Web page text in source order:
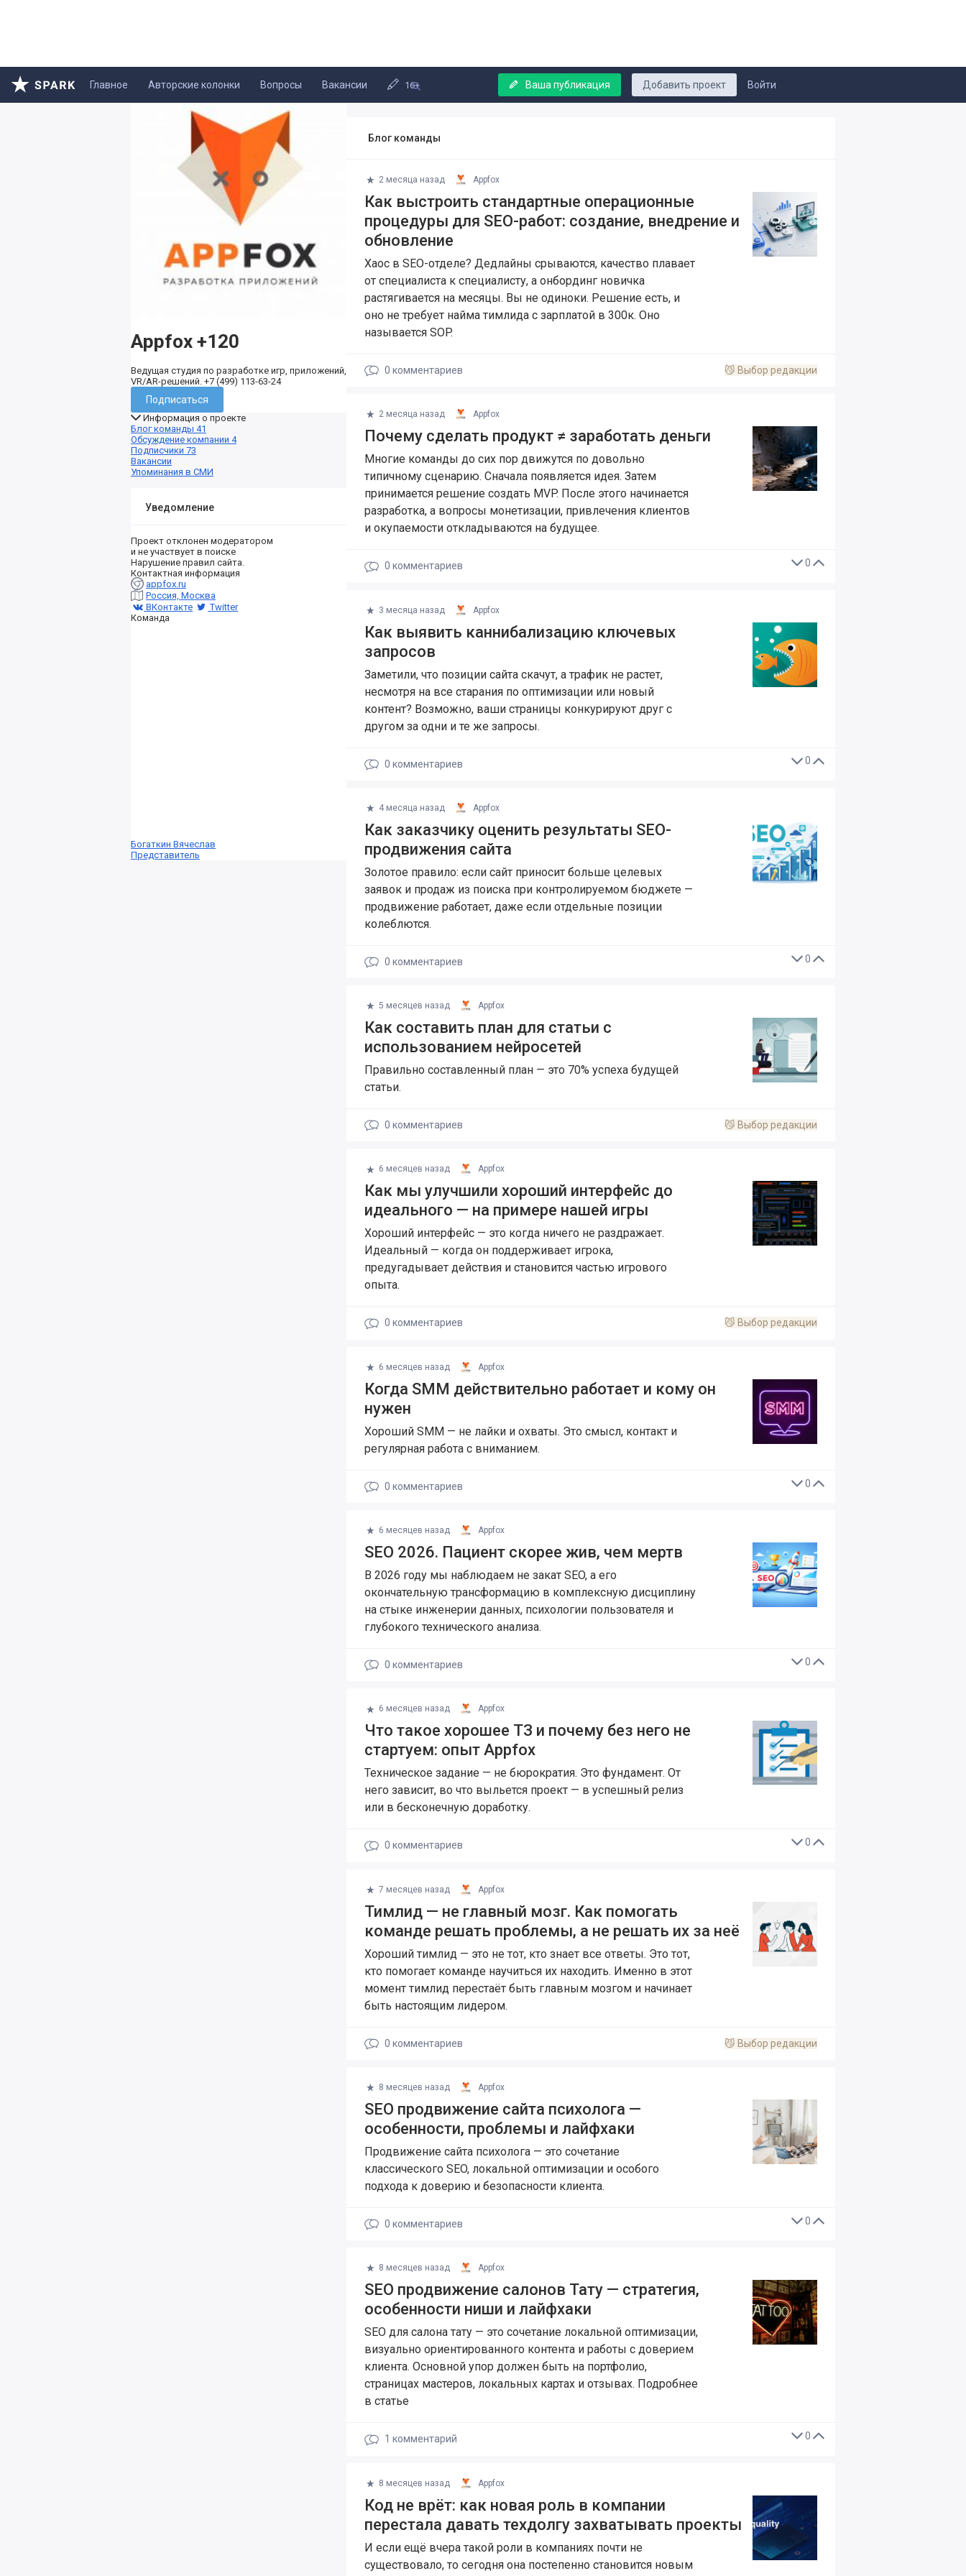
Войти
Добавить проект
Главное Авторские колонки Вопросы Вакансии Ваша публикация
16+
Appfox +120
Ведущая студия по разработке игр, приложений,
VR/AR-решений. +7 (499) 113-63-24
Подписаться
Информация о проекте
Блог команды 41
Обсуждение компании 4
Подписчики 73
Вакансии
Упоминания в СМИ
Уведомление
Проект отклонен модератором
и не участвует в поиске
Нарушение правил сайта.
Контактная информация
appfox.ru
Россия, Москва
ВКонтакте
Twitter
Команда
Богаткин Вячеслав
Представитель
Блог команды
2 месяца назад Appfox
Как выстроить стандартные операционные
процедуры для SEO-работ: создание, внедрение и
обновление
Хаос в SEO-отделе? Дедлайны срываются, качество плавает
от специалиста к специалисту, а онбординг новичка
растягивается на месяцы. Вы не одиноки. Решение есть, и
оно не требует найма тимлида с зарплатой в 300к. Оно
называется SOP.
😼 Выбор редакции
0 комментариев
2 месяца назад Appfox
Почему сделать продукт ≠ заработать деньги
Многие команды до сих пор движутся по довольно
типичному сценарию. Сначала появляется идея. Затем
принимается решение создать MVP. После этого начинается
разработка, а вопросы монетизации, привлечения клиентов
и окупаемости откладываются на будущее.
0
0 комментариев
3 месяца назад Appfox
Как выявить каннибализацию ключевых
запросов
Заметили, что позиции сайта скачут, а трафик не растет,
несмотря на все старания по оптимизации или новый
контент? Возможно, ваши страницы конкурируют друг с
другом за одни и те же запросы.
0
0 комментариев
4 месяца назад Appfox
Как заказчику оценить результаты SEO-
продвижения сайта
Золотое правило: если сайт приносит больше целевых
заявок и продаж из поиска при контролируемом бюджете —
продвижение работает, даже если отдельные позиции
колеблются.
0
0 комментариев
5 месяцев назад Appfox
Как составить план для статьи с
использованием нейросетей
Правильно составленный план — это 70% успеха будущей
статьи.
😼 Выбор редакции
0 комментариев
6 месяцев назад Appfox
Как мы улучшили хороший интерфейс до
идеального — на примере нашей игры
Хороший интерфейс — это когда ничего не раздражает.
Идеальный — когда он поддерживает игрока,
предугадывает действия и становится частью игрового
опыта.
😼 Выбор редакции
0 комментариев
6 месяцев назад Appfox
Когда SMM действительно работает и кому он
нужен
Хороший SMM — не лайки и охваты. Это смысл, контакт и
регулярная работа с вниманием.
0
0 комментариев
6 месяцев назад Appfox
SEO 2026. Пациент скорее жив, чем мертв
В 2026 году мы наблюдаем не закат SEO, а его
окончательную трансформацию в комплексную дисциплину
на стыке инженерии данных, психологии пользователя и
глубокого технического анализа.
0
0 комментариев
6 месяцев назад Appfox
Что такое хорошее ТЗ и почему без него не
стартуем: опыт Appfox
Техническое задание — не бюрократия. Это фундамент. От
него зависит, во что выльется проект — в успешный релиз
или в бесконечную доработку.
0
0 комментариев
7 месяцев назад Appfox
Тимлид — не главный мозг. Как помогать
команде решать проблемы, а не решать их за неё
Хороший тимлид — это не тот, кто знает все ответы. Это тот,
кто помогает команде научиться их находить. Именно в этот
момент тимлид перестаёт быть главным мозгом и начинает
быть настоящим лидером.
😼 Выбор редакции
0 комментариев
8 месяцев назад Appfox
SEO продвижение сайта психолога —
особенности, проблемы и лайфхаки
Продвижение сайта психолога — это сочетание
классического SEO, локальной оптимизации и особого
подхода к доверию и безопасности клиента.
0
0 комментариев
8 месяцев назад Appfox
SEO продвижение салонов Тату — стратегия,
особенности ниши и лайфхаки
SEO для салона тату — это сочетание локальной оптимизации,
визуально ориентированного контента и работы с доверием
клиента. Основной упор должен быть на портфолио,
страницах мастеров, локальных картах и отзывах. Подробнее
в статье
0
1 комментарий
8 месяцев назад Appfox
Код не врёт: как новая роль в компании
перестала давать техдолгу захватывать проекты
И если ещё вчера такой роли в компаниях почти не
существовало, то сегодня она постепенно становится новым